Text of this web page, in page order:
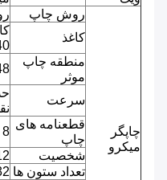
چاپگر
میکرو
روش چاپ
کاغذ
40
منطقه چاپ
موثر
48
سرعت
قطعنامه های
چاپ
8 نقطه در میلی متر
شخصیت
12 * 24 نقطه و
تعداد ستون ها 32